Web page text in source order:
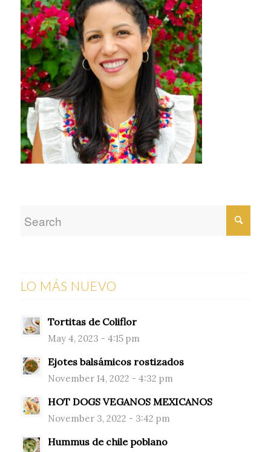
LO MÁS NUEVO
Tortitas de Coliflor
May 4, 2023 - 4:15 pm
Ejotes balsámicos rostizados
November 14, 2022 - 4:32 pm
HOT DOGS VEGANOS MEXICANOS
November 3, 2022 - 3:42 pm
Hummus de chile poblano